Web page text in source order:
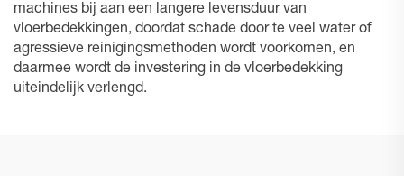
machines bij aan een langere levensduur van
vloerbedekkingen, doordat schade door te veel water of
agressieve reinigingsmethoden wordt voorkomen, en
daarmee wordt de investering in de vloerbedekking
uiteindelijk verlengd.